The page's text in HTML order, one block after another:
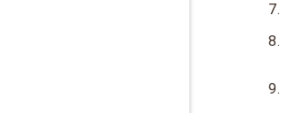
7.
8.
9.